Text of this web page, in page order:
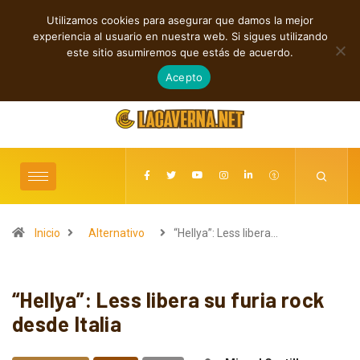
TENDENCIAS
Cuatro lanzamientos independientes entre introspección y fuerza
agosto 6, 2026
Inicio Alternativo “Hellya”: Less libera…
“Hellya”: Less libera su furia rock
desde Italia
Utilizamos cookies para asegurar que damos la mejor
experiencia al usuario en nuestra web. Si sigues utilizando
este sitio asumiremos que estás de acuerdo.
Acepto